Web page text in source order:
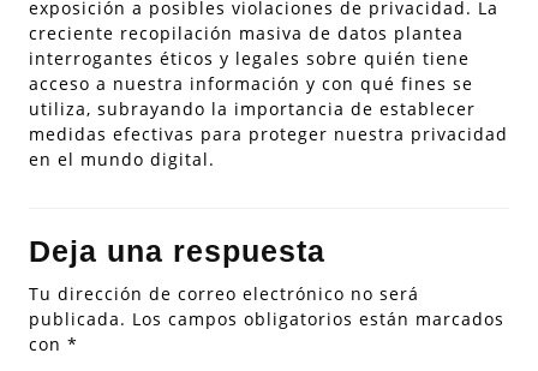
exposición a posibles violaciones de privacidad. La
creciente recopilación masiva de datos plantea
interrogantes éticos y legales sobre quién tiene
acceso a nuestra información y con qué fines se
utiliza, subrayando la importancia de establecer
medidas efectivas para proteger nuestra privacidad
en el mundo digital.
Deja una respuesta
Tu dirección de correo electrónico no será
publicada. Los campos obligatorios están marcados
con *